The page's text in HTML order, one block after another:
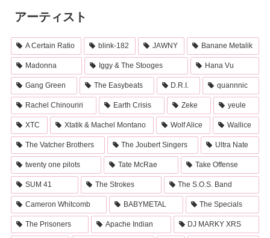
アーティスト
A Certain Ratio blink-182 JAWNY Banane Metalik
Madonna Iggy & The Stooges Hana Vu
Gang Green The Easybeats D.R.I. quannnic
Rachel Chinouriri Earth Crisis Zeke yeule
XTC Xtatik & Machel Montano Wolf Alice Wallice
The Vatcher Brothers The Joubert Singers Ultra Nate
twenty one pilots Tate McRae Take Offense
SUM 41 The Strokes The S.O.S. Band
Cameron Whitcomb BABYMETAL The Specials
The Prisoners Apache Indian DJ MARKY XRS